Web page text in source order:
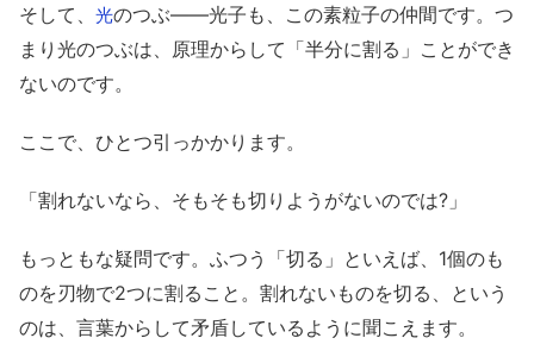
そして、 光のつぶ——光子も、この素粒子の仲間です。つ
まり光のつぶは、原理からして「半分に割る」ことができ
ないのです。
ここで、ひとつ引っかかります。
「割れないなら、そもそも切りようがないのでは?」
もっともな疑問です。ふつう「切る」といえば、1個のも
のを刃物で2つに割ること。割れないものを切る、という
のは、言葉からして矛盾しているように聞こえます。